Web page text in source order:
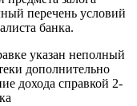
перечень условий
банка.
указан неполный
дополнительно
дохода справкой 2-